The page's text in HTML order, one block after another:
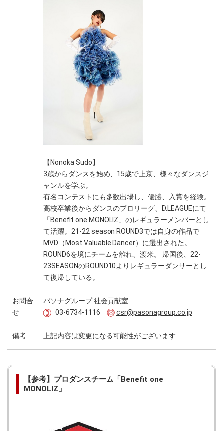
【Nonoka Sudo】
3歳からダンスを始め、15歳で上京、様々なダンスジ
ャンルを学ぶ。
有名コンテストにも多数出場し、優勝、入賞を経験。
高校卒業後からダンスのプロリーグ、D.LEAGUEにて
「Benefit one MONOLIZ」のレギュラーメンバーとし
て活躍。21-22 season ROUND3では自身の作品で
MVD（Most Valuable Dancer）に選出された。
ROUND6を境にチームを離れ、渡米。 帰国後、22-
23SEASONのROUND10よりレギュラーダンサーとし
て復帰している。
お問合
せ
パソナグループ 社会貢献室
03-6734-1116
csr@pasonagroup.co.jp
備考 上記内容は変更になる可能性がございます
【参考】プロダンスチーム「Benefit one
MONOLIZ」